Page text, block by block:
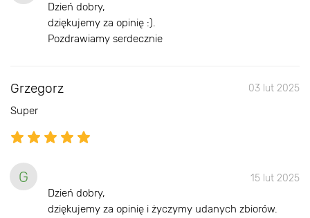
Dzień dobry,
dziękujemy za opinię :).
Pozdrawiamy serdecznie
Grzegorz 03 lut 2025
Super
G 15 lut 2025
Dzień dobry,
dziękujemy za opinię i życzymy udanych zbiorów.